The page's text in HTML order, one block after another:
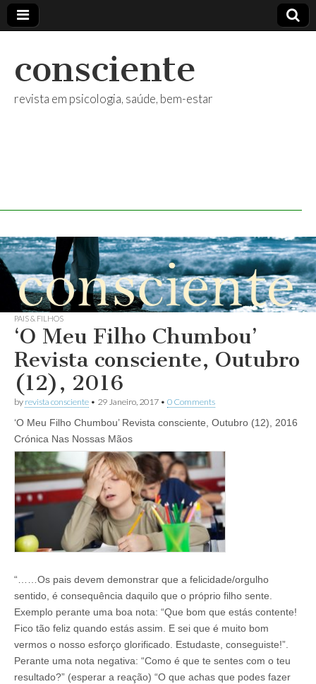
consciente
revista em psicologia, saúde, bem-estar
PAIS & FILHOS
‘O Meu Filho Chumbou’
Revista consciente, Outubro
(12), 2016
by revista consciente • 29 Janeiro, 2017 • 0 Comments
‘O Meu Filho Chumbou’ Revista consciente, Outubro (12), 2016
Crónica Nas Nossas Mãos
“……Os pais devem demonstrar que a felicidade/orgulho
sentido, é consequência daquilo que o próprio filho sente.
Exemplo perante uma boa nota: “Que bom que estás contente!
Fico tão feliz quando estás assim. E sei que é muito bom
vermos o nosso esforço glorificado. Estudaste, conseguiste!”.
Perante uma nota negativa: “Como é que te sentes com o teu
resultado?” (esperar a reação) “O que achas que podes fazer